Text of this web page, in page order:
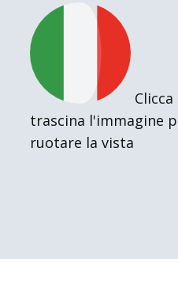
Clicca
trascina l'immagine
ruotare la vista